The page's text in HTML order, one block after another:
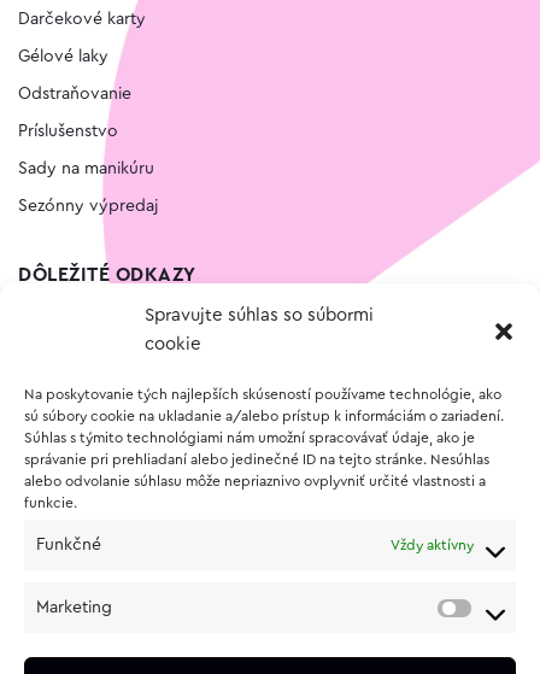
Spravujte súhlas so súbormi
cookie
Na poskytovanie tých najlepších skúseností používame technológie, ako
sú súbory cookie na ukladanie a/alebo prístup k informáciám o zariadení.
Súhlas s týmito technológiami nám umožní spracovávať údaje, ako je
správanie pri prehliadaní alebo jedinečné ID na tejto stránke. Nesúhlas
alebo odvolanie súhlasu môže nepriaznivo ovplyvniť určité vlastnosti a
funkcie.
Funkčné Vždy aktívny
Marketing
Darčekové karty
Gélové laky
Odstraňovanie
Príslušenstvo
Sady na manikúru
Sezónny výpredaj
DÔLEŽITÉ ODKAZY
Vernostný program
O NÁKUPE
Vrátenie a reklamácia tovaru